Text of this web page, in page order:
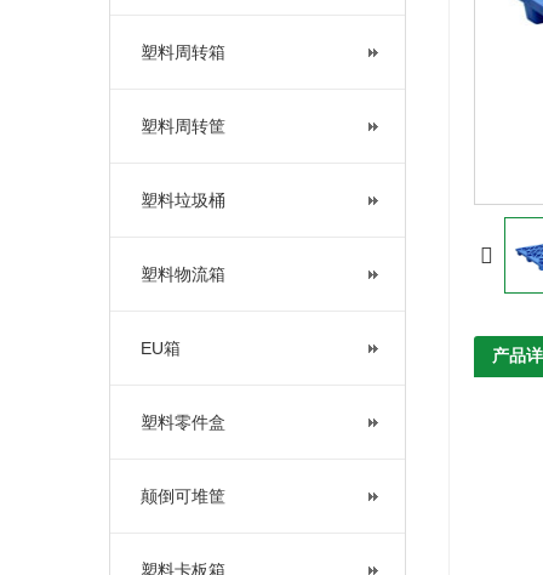
塑料周转箱
塑料周转筐
塑料垃圾桶
塑料物流箱
EU箱
塑料零件盒
颠倒可堆筐
塑料卡板箱
产品